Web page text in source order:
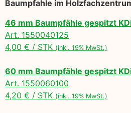
Baumpfahle im
46 mm Baumpfähle gespitzt
Art. 1550040125
4,00 € / STK (inkl. 19% MwSt.)
60 mm Baumpfähle gespitzt
Art. 1550060100
4,20 € / STK (inkl. 19% MwSt.)